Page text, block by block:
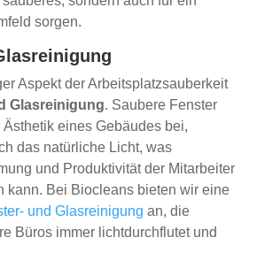
sorgen.
Aspekt der Arbeitsplatzsauberkeit
Glasreinigung. Saubere Fenster
eines Gebäudes bei,
das natürliche Licht, was
und Produktivität der Mitarbeiter
kann. Bei Biocleans bieten wir eine
und Glasreinigung an, die
Büros immer lichtdurchflutet und